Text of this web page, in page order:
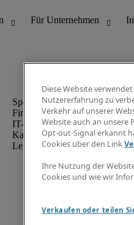
Finanz- & Rechnungswesen
IT-Bereich
Kaufmännischer Bereich
Legal
Diese Website
Nutzererfahrung zu
Verkehr auf unserer
Website auch an unsere
Opt-out-Signal erkannt
Cookies über den Link
Ihre Nutzung der
Cookies und wie wir
Verkaufen oder teilen